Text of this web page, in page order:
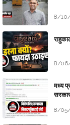
8/10/
8/06/
मध्य
8/05/